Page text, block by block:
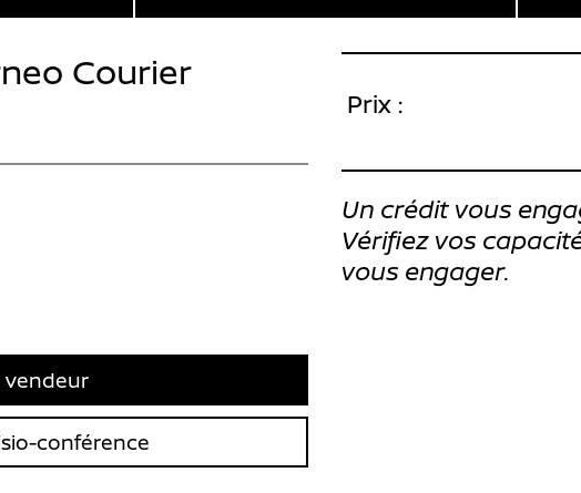
Courier
vendeur
conférence
Prix :
Un crédit vous
Vérifiez vos
vous engager.